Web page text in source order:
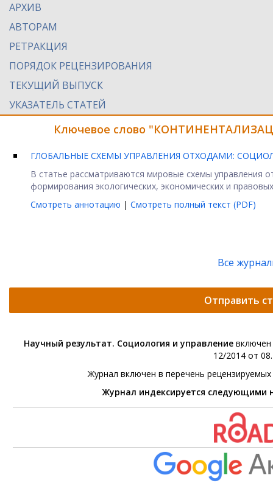
АРХИВ
АВТОРАМ
РЕТРАКЦИЯ
ПОРЯДОК РЕЦЕНЗИРОВАНИЯ
ТЕКУЩИЙ ВЫПУСК
УКАЗАТЕЛЬ СТАТЕЙ
Ключевое слово
ГЛОБАЛЬНЫЕ СХЕМЫ УПРАВЛЕНИЯ ОТХОДАМИ:
В статье рассматриваются мировые схемы управления
формирования экологических, экономических и
Смотреть аннотацию | Смотреть полный текст (PDF)
Все
Отправить
Научный результат. Социология и управление
12/2014 от
Журнал включен в перечень
Журнал индексируется